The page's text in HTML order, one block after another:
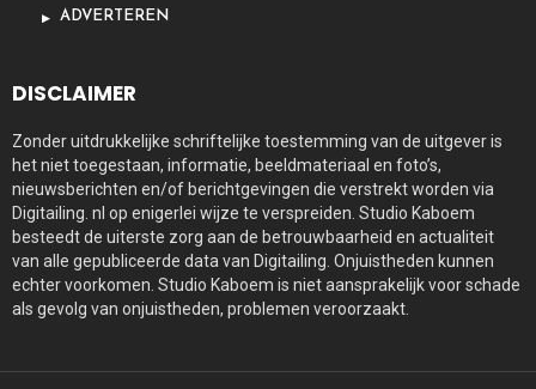
ADVERTEREN
DISCLAIMER
Zonder uitdrukkelijke schriftelijke toestemming van de uitgever is
het niet toegestaan, informatie, beeldmateriaal en foto’s,
nieuwsberichten en/of berichtgevingen die verstrekt worden via
Digitailing. nl op enigerlei wijze te verspreiden. Studio Kaboem
besteedt de uiterste zorg aan de betrouwbaarheid en actualiteit
van alle gepubliceerde data van Digitailing. Onjuistheden kunnen
echter voorkomen. Studio Kaboem is niet aansprakelijk voor schade
als gevolg van onjuistheden, problemen veroorzaakt.